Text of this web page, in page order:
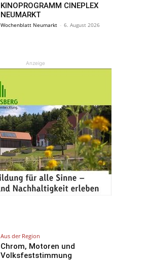
KINOPROGRAMM CINEPLEX
NEUMARKT
Wochenblatt Neumarkt - 6. August 2026
Anzeige
Aus der Region
Chrom, Motoren und
Volksfeststimmung